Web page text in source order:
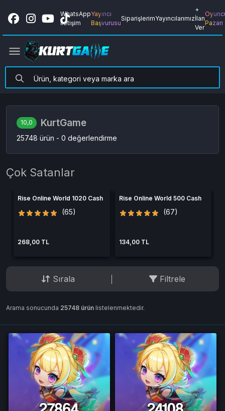
WhatsApp
İletişim
Yayıncı
Başvurusu
SiparişlerimYayıncılarımız
+
İlan
Ver
Pazarı
10,0 KurtGame
25748 ürün - 0 değerlendirme
Çok Satanlar
Rise Online World 1020 Cash
(65)
268,00 TL
Rise Online World 500 Cash
(67)
134,00 TL
Sırala Filtrele
Arama sonucunda 25748 ürün listelenmektedir.